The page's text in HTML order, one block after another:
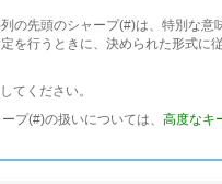
の先頭のシャープ(#)は、特別な意
を行うときに、決められた形式に
てください。
プ(#)の扱いについては、 高度なキ